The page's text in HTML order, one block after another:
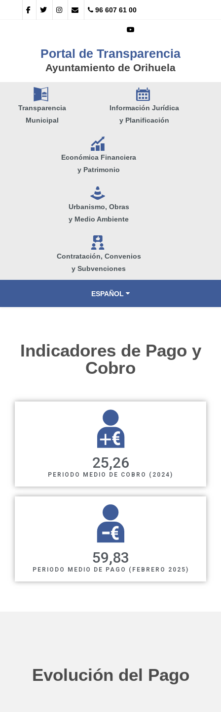
96 607 61 00
Portal de Transparencia
Ayuntamiento de Orihuela
A
Transparencia
Municipal
E
Información Jurídica
y Planificación
Q
Económica Financiera
y Patrimonio
e
Urbanismo, Obras
y Medio Ambiente
V
Contratación, Convenios
y Subvenciones
ESPAÑOL
VALENCIÀ
Indicadores de Pago y
Cobro
PERIODO MEDIO DE COBRO (2024)
25,26
PERIODO MEDIO DE PAGO (FEBRERO 2025)
59,83
Evolución del Pago